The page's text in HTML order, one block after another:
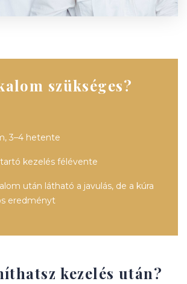
szükséges?
3–4 hetente
kezelés félévente
után látható a javulás, de a kúra
eredményt
kezelés után?